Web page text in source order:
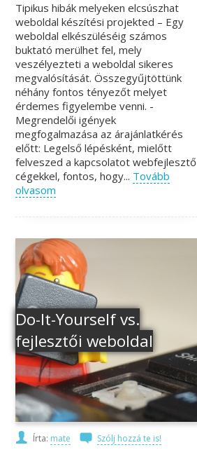
Tipikus hibák melyeken elcsúszhat
weboldal készítési projekted – Egy
weboldal elkészüléséig számos
buktató merülhet fel, mely
veszélyezteti a weboldal sikeres
megvalósítását. Összegyűjtöttünk
néhány fontos tényezőt melyet
érdemes figyelembe venni. -
Megrendelői igények
megfogalmazása az árajánlatkérés
előtt: Legelső lépésként, mielőtt
felveszed a kapcsolatot webfejlesztő
cégekkel, fontos, hogy... Tovább
olvasom
Do-It-Yourself vs.
fejlesztői weboldal
Írta: mate Szólj hozzá te is!